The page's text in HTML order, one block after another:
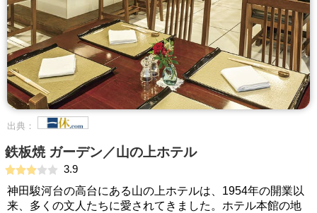
出典：
鉄板焼 ガーデン／山の上ホテル
3.9
神田駿河台の高台にある山の上ホテルは、1954年の開業以
来、多くの文人たちに愛されてきました。ホテル本館の地